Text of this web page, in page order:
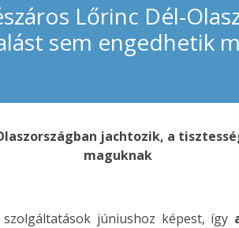
Lőrinc Dél-
sem engedhetik
jachtozik, a
maguknak
júniushoz képest, így